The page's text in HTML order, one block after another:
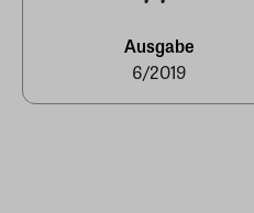
Ausgabe
6/2019